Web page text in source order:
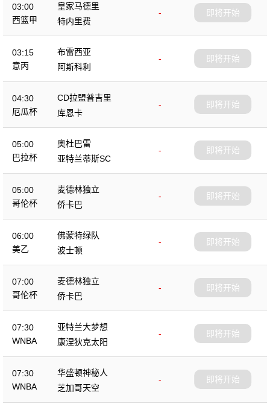
03:00
西篮甲
皇家马德里
-
特内里费
即将开始
03:15
意丙
布雷西亚
-
阿斯科利
即将开始
04:30
厄瓜杯
CD拉盟普吉里
-
库恩卡
即将开始
05:00
巴拉杯
奥杜巴雷
-
亚特兰蒂斯SC
即将开始
05:00
哥伦杯
麦德林独立
-
侨卡巴
即将开始
06:00
美乙
佛蒙特绿队
-
波士顿
即将开始
07:00
哥伦杯
麦德林独立
-
侨卡巴
即将开始
07:30
WNBA
亚特兰大梦想
-
康涅狄克太阳
即将开始
07:30
WNBA
华盛顿神秘人
-
芝加哥天空
即将开始